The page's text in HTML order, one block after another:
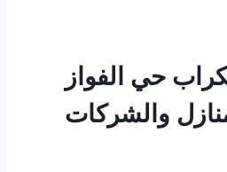
حي الفواز
والشركات